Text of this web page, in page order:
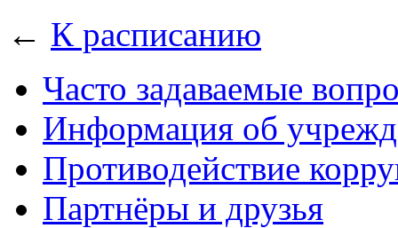
← К расписанию
Часто задаваемые
Информация об
Противодействие
Партнёры и друзья